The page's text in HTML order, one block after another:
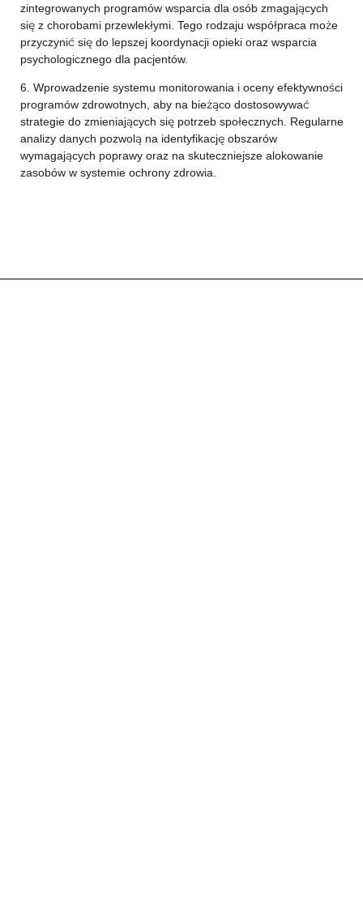
zintegrowanych programów wsparcia dla osób zmagających
się z chorobami przewlekłymi. Tego rodzaju współpraca może
przyczynić się do lepszej koordynacji opieki oraz wsparcia
psychologicznego dla pacjentów.
6. Wprowadzenie systemu monitorowania i oceny efektywności
programów zdrowotnych, aby na bieżąco dostosowywać
strategie do zmieniających się potrzeb społecznych. Regularne
analizy danych pozwolą na identyfikację obszarów
wymagających poprawy oraz na skuteczniejsze alokowanie
zasobów w systemie ochrony zdrowia.